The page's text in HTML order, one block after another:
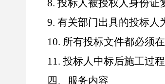
8. 投标人被授权人身份证
9. 有关部门出具的投标人
10. 所有投标文件都必须
11. 投标人中标后施工过
四、服务内容